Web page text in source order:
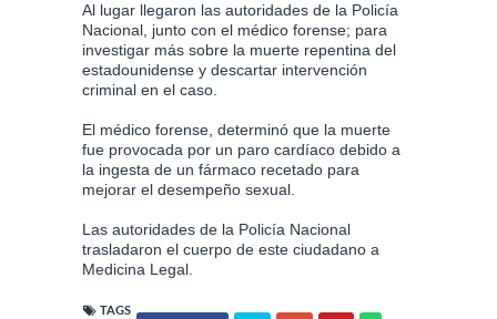
Al lugar llegaron las autoridades de la Policía
Nacional, junto con el médico forense; para
investigar más sobre la muerte repentina del
estadounidense y descartar intervención
criminal en el caso.
El médico forense, determinó que la muerte
fue provocada por un paro cardíaco debido a
la ingesta de un fármaco recetado para
mejorar el desempeño sexual.
Las autoridades de la Policía Nacional
trasladaron el cuerpo de este ciudadano a
Medicina Legal.
TAGS